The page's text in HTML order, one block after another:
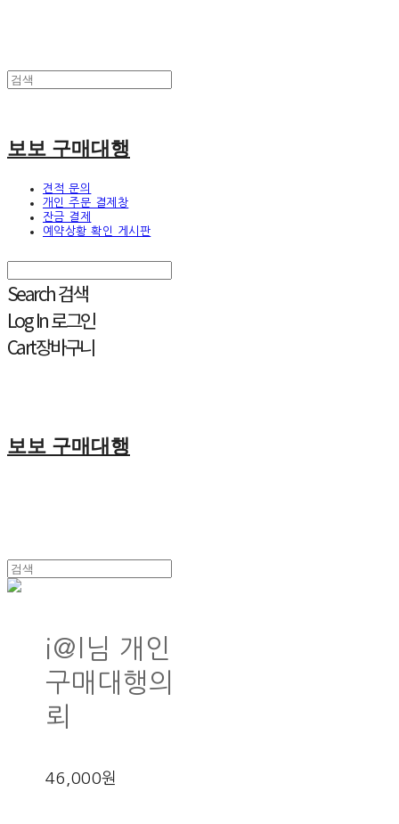
보보 구매대행
견적 문의
개인 주문 결제창
잔금 결제
예약상황 확인 게시판
Search검색
Log In로그인
Cart장바구니
보보 구매대행
i@l님 개인
구매대행의
뢰
46,000원